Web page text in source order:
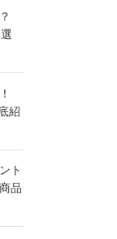
？
！
紹
ト
品